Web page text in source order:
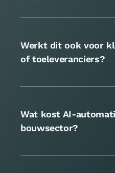
Werkt dit ook voor
of toeleveranciers?
Wat kost AI-
bouwsector?